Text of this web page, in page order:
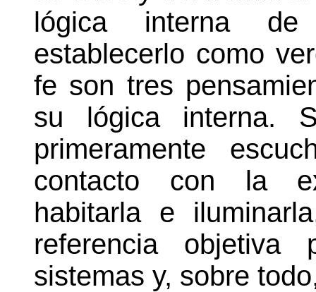
lógica interna de
establecerlo como
fe son tres
su lógica interna.
primeramente
contacto con la
habitarla e
referencia objetiva
sistemas y, sobre